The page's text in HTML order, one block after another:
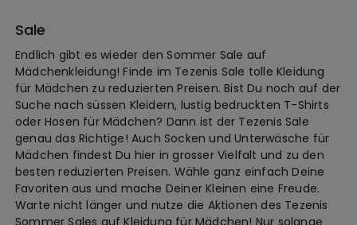
Sale
Endlich gibt es wieder den Sommer Sale auf
Mädchenkleidung! Finde im Tezenis Sale tolle Kleidung
für Mädchen zu reduzierten Preisen. Bist Du noch auf der
Suche nach süssen Kleidern, lustig bedruckten T-Shirts
oder Hosen für Mädchen? Dann ist der Tezenis Sale
genau das Richtige! Auch Socken und Unterwäsche für
Mädchen findest Du hier in grosser Vielfalt und zu den
besten reduzierten Preisen. Wähle ganz einfach Deine
Favoriten aus und mache Deiner Kleinen eine Freude.
Warte nicht länger und nutze die Aktionen des Tezenis
Sommer Sales auf Kleidung für Mädchen! Nur solange